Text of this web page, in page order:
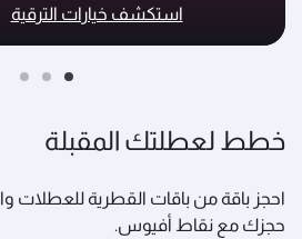
استكشف خيارات الترقية
خطط لعطلتك المقبلة
احجز باقة من باقات القطرية
حجزك مع نقاط أفيوس.